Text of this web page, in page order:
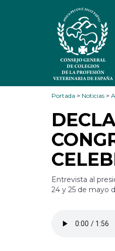
Portada > Noticias >
Entrevista al
24 y 25 de mayo